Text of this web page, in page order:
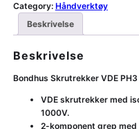
Category: Håndverktøy
Beskrivelse
Beskrivelse
Bondhus Skrutrekker VDE
VDE skrutrekker med
1000V.
2-komponent grep